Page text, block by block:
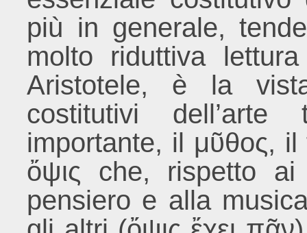
più in generale,
molto riduttiva
Aristotele, è la
costitutivi
importante, il μῦθος,
ὄψις che, rispetto
pensiero e alla